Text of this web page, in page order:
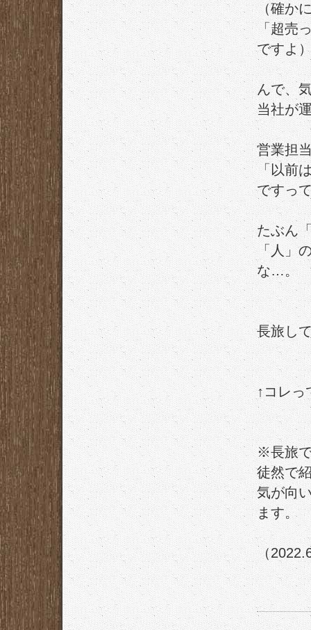
（確か
「超売
ですよ
んで、
当社が
営業担
「以前
ですっ
たぶん
「人」
な…。
長旅し
↑コレっ
※長旅
徒然で
気が向
ます。
（